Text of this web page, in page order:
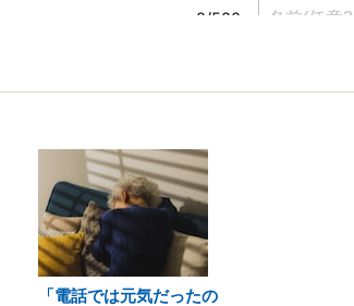
「電話では元気だったの